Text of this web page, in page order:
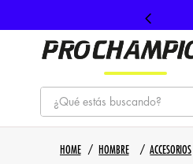
¿Qué estás buscando?
1. tenis
HOMBRE ACCESORIOS